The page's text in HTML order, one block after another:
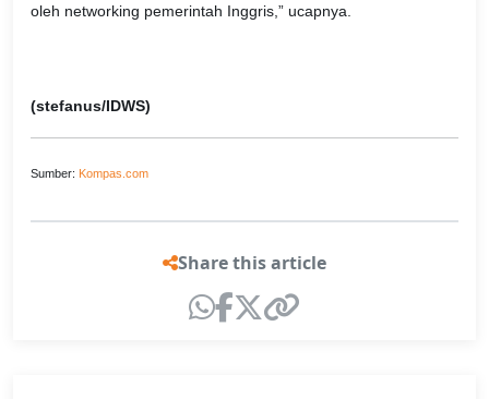
oleh networking pemerintah Inggris,” ucapnya.
(stefanus/IDWS)
Sumber: Kompas.com
Share this article